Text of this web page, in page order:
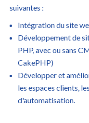
suivantes :
Intégration du site
Développement de
PHP, avec ou sans
CakePHP)
Développer et
les espaces clients,
d'automatisation.